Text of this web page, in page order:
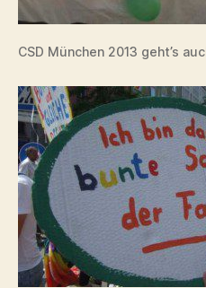
CSD München 2013 geht’s